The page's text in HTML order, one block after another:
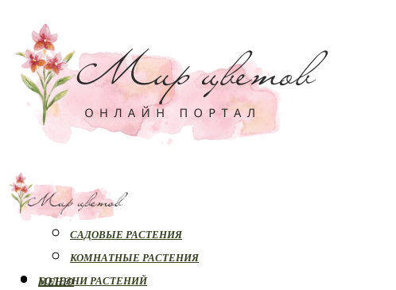
РАСТЕНИЯ
САДОВЫЕ РАСТЕНИЯ
КОМНАТНЫЕ РАСТЕНИЯ
БОЛЕЗНИ РАСТЕНИЙ
МЕНЮ